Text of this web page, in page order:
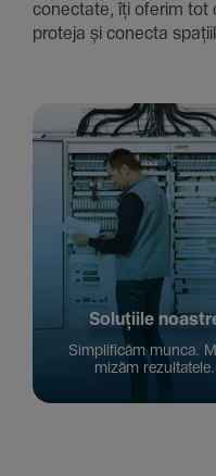
conec­tate, îți oferim tot
proteja și conecta
Solu­țiile
Simpli­ficăm munca.
mizăm rezul­ta­tele.